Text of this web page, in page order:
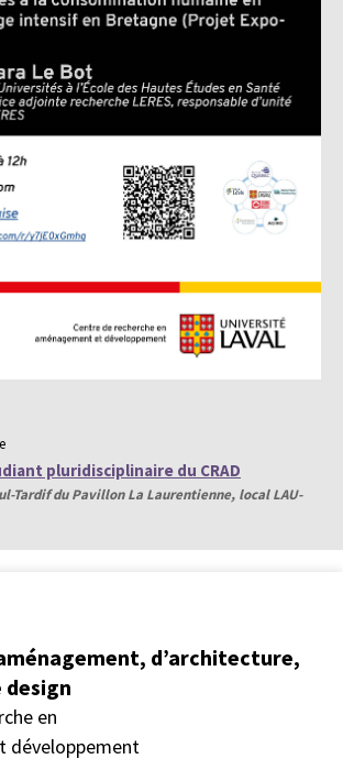
pluridisciplinaire du CRAD
Tardif du Pavillon La Laurentienne, local LAU-
d’architecture,
design
en
développement